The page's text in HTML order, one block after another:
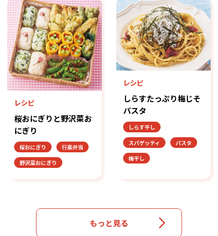
レシピ
桜おにぎりと野沢菜お
にぎり
桜おにぎり
行楽弁当
野沢菜おにぎり
レシピ
しらすたっぷり梅じそ
パスタ
しらす干し
スパゲッティ
パスタ
梅干し
もっと見る